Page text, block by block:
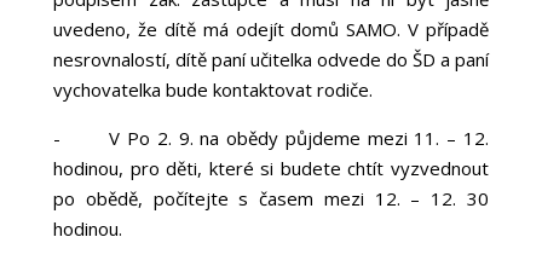
uvedeno, že dítě má odejít domů SAMO. V případě
nesrovnalostí, dítě paní učitelka odvede do ŠD a paní
vychovatelka bude kontaktovat rodiče.
-V Po 2. 9. na obědy půjdeme mezi 11. – 12.
hodinou, pro děti, které si budete chtít vyzvednout
po obědě, počítejte s časem mezi 12. – 12. 30
hodinou.